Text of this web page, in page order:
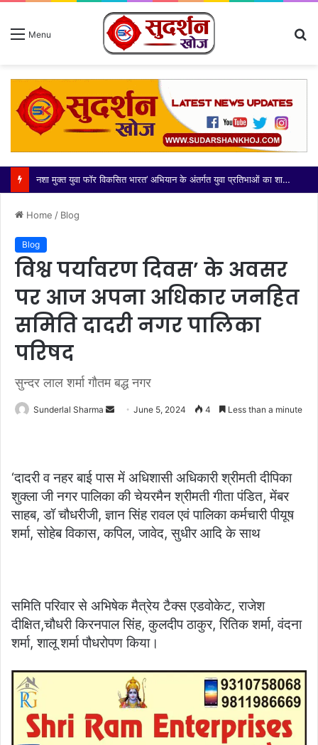
Menu
नशा मुक्त युवा फॉर विकसित भारत’ अभियान के अंतर्गत युवा प्रतिभाओं का शानदार प्रदर्शन
Home / Blog
Blog
विश्व पर्यावरण दिवस’ के अवसर
पर आज अपना अधिकार जनहित
समिति दादरी नगर पालिका
परिषद
सुन्दर लाल शर्मा गौतम बद्ध नगर
Sunderlal Sharma
SendJune 5, 2024 4 Less than a minute
‘दादरी व नहर बाई पास में अधिशासी अधिकारी श्रीमती दीपिका
शुक्ला जी नगर पालिका की चेयरमैन श्रीमती गीता पंडित, मेंबर
साहब, डॉ चौधरीजी, ज्ञान सिंह रावल एवं पालिका कर्मचारी पीयूष
शर्मा, सोहेब विकास, कपिल, जावेद, सुधीर आदि के साथ
समिति परिवार से अभिषेक मैत्रेय टैक्स एडवोकेट, राजेश
दीक्षित,चौधरी किरनपाल सिंह, कुलदीप ठाकुर, रितिक शर्मा, वंदना
शर्मा, शालू शर्मा पौधरोपण किया।